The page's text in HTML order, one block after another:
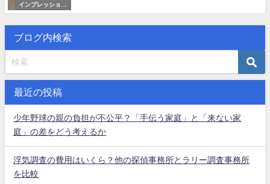
インプレッション
（レビュー）
ブログ内検索
最近の投稿
少年野球の親の負担が不公平？「手伝う家庭」と「来ない家
庭」の差をどう考えるか
浮気調査の費用はいくら？他の探偵事務所とラリー調査事務所
を比較